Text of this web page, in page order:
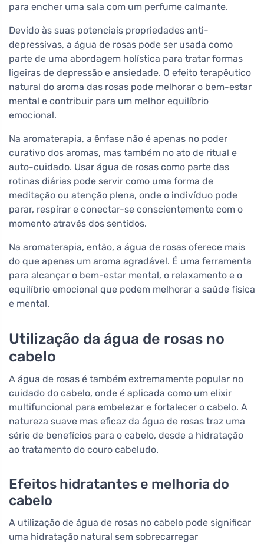
para encher uma sala com um perfume calmante.
Devido às suas potenciais propriedades anti-
depressivas, a água de rosas pode ser usada como
parte de uma abordagem holística para tratar formas
ligeiras de depressão e ansiedade. O efeito terapêutico
natural do aroma das rosas pode melhorar o bem-estar
mental e contribuir para um melhor equilíbrio
emocional.
Na aromaterapia, a ênfase não é apenas no poder
curativo dos aromas, mas também no ato de ritual e
auto-cuidado. Usar água de rosas como parte das
rotinas diárias pode servir como uma forma de
meditação ou atenção plena, onde o indivíduo pode
parar, respirar e conectar-se conscientemente com o
momento através dos sentidos.
Na aromaterapia, então, a água de rosas oferece mais
do que apenas um aroma agradável. É uma ferramenta
para alcançar o bem-estar mental, o relaxamento e o
equilíbrio emocional que podem melhorar a saúde física
e mental.
Utilização da água de rosas no
cabelo
A água de rosas é também extremamente popular no
cuidado do cabelo, onde é aplicada como um elixir
multifuncional para embelezar e fortalecer o cabelo. A
natureza suave mas eficaz da água de rosas traz uma
série de benefícios para o cabelo, desde a hidratação
ao tratamento do couro cabeludo.
Efeitos hidratantes e melhoria do
cabelo
A utilização de água de rosas no cabelo pode significar
uma hidratação natural sem sobrecarregar